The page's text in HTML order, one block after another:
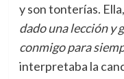
y son tonterías.
dado una lección y
conmigo para
interpretaba la